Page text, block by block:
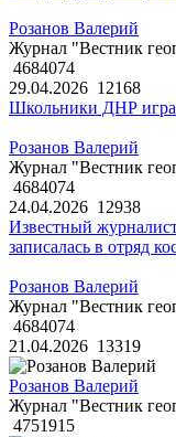
Розанов Валерий
Журнал "Вестник
4684074
29.04.2026 12168
Школьники ДНР
Розанов Валерий
Журнал "Вестник
4684074
24.04.2026 12938
Известный
записалась в отряд
Розанов Валерий
Журнал "Вестник
4684074
21.04.2026 13319
Розанов Валерий
Журнал "Вестник
4751915